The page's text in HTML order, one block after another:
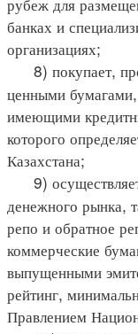
банках и
организациях;
8) покупает,
ценными
имеющими
которого
Казахстана;
9)
денежного рынка,
репо и обратное
коммерческие
выпущенными
рейтинг,
Правлением